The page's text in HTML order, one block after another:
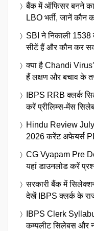
बैंक में ऑफिसर बनने का
LBO भर्ती, जानें
SBI ने निकाली 1538
सीटें हैं और कौन कर
क्या है Chandi
हैं लक्षण और बचाव के
IBPS RRB क्लर्क
करें प्रीलिम्स-मेंस
Hindu Review
2026 करेंट अफेयर्स
CG Vyapam Pre
यहां डाउनलोड करें
सरकारी बैंक में
देखें IBPS क्लर्क के
IBPS Clerk
कम्पलीट सिलेबस और